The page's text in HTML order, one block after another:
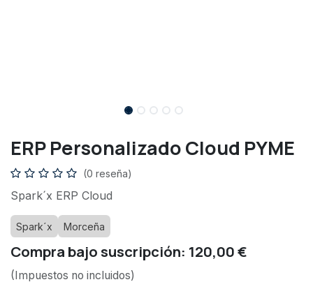
ERP Personalizado Cloud PYME
(0 reseña)
Spark´x ERP Cloud
Spark´x Morceña
Compra bajo suscripción: 120,00 €
(Impuestos no incluidos)